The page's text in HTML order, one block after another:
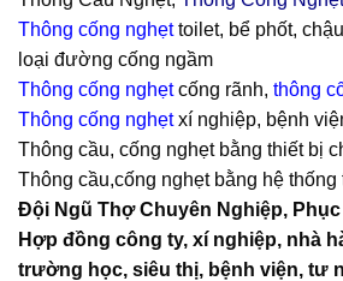
Thông cống nghẹt toilet, bể phốt,
loại đường cống ngầm
Thông cống nghẹt cống rãnh, thông
Thông cống nghẹt xí nghiệp, bệnh
Thông cầu, cống nghẹt bằng thiết bị
Thông cầu,cống nghẹt bằng hệ
Đội Ngũ Thợ Chuyên Nghiệp, Phục
Hợp đồng công ty, xí nghiệp, nhà
trường học, siêu thị, bệnh viện, tư